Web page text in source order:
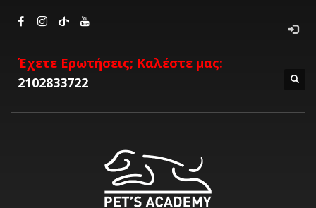
Έχετε Ερωτήσεις; Καλέστε μας:
2102833722